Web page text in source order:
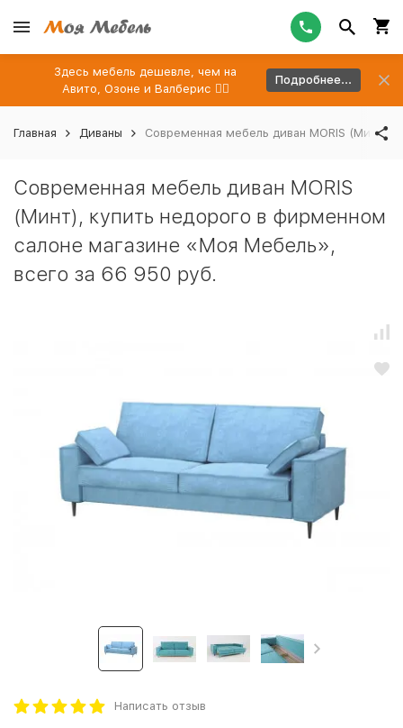
Здесь мебель дешевле, чем на
Авито, Озоне и Валберис 👉🏻
Подробнее...
Главная Диваны Современная мебель диван MORIS
Современная мебель диван MORIS
(Минт), купить недорого в фирменном
салоне магазине «Моя Мебель»,
всего за 66 950 руб.
Написать отзыв